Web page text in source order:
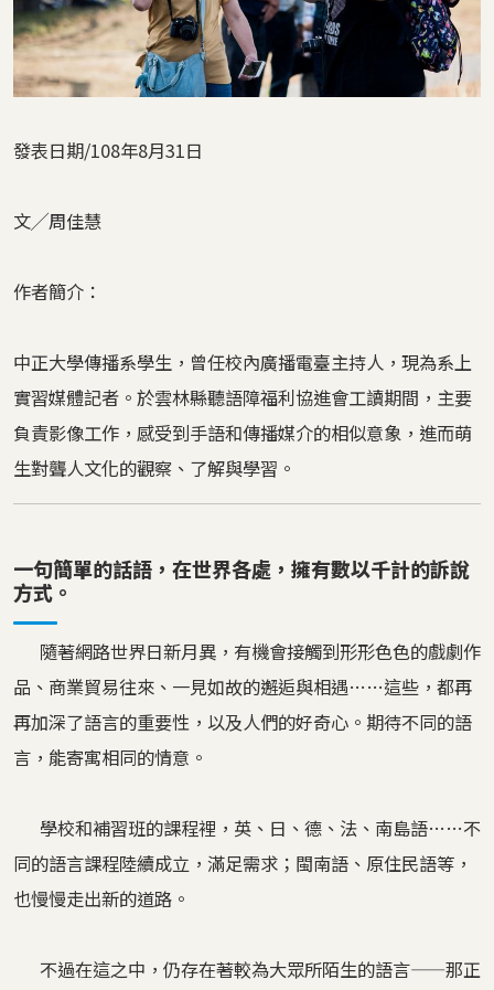
發表日期/108年8月31日
文╱周佳慧
作者簡介：
中正大學傳播系學生，曾任校內廣播電臺主持人，現為系上
實習媒體記者。於雲林縣聽語障福利協進會工讀期間，主要
負責影像工作，感受到手語和傳播媒介的相似意象，進而萌
生對聾人文化的觀察、了解與學習。
一句簡單的話語，在世界各處，擁有數以千計的訴說
方式。
隨著網路世界日新月異，有機會接觸到形形色色的戲劇作
品、商業貿易往來、一見如故的邂逅與相遇……這些，都再
再加深了語言的重要性，以及人們的好奇心。期待不同的語
言，能寄寓相同的情意。
學校和補習班的課程裡，英、日、德、法、南島語……不
同的語言課程陸續成立，滿足需求；閩南語、原住民語等，
也慢慢走出新的道路。
不過在這之中，仍存在著較為大眾所陌生的語言——那正